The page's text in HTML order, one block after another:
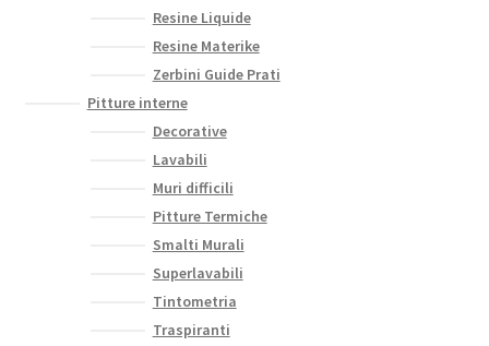
Resine Liquide
Resine Materike
Zerbini Guide Prati
Pitture interne
Decorative
Lavabili
Muri difficili
Pitture Termiche
Smalti Murali
Superlavabili
Tintometria
Traspiranti